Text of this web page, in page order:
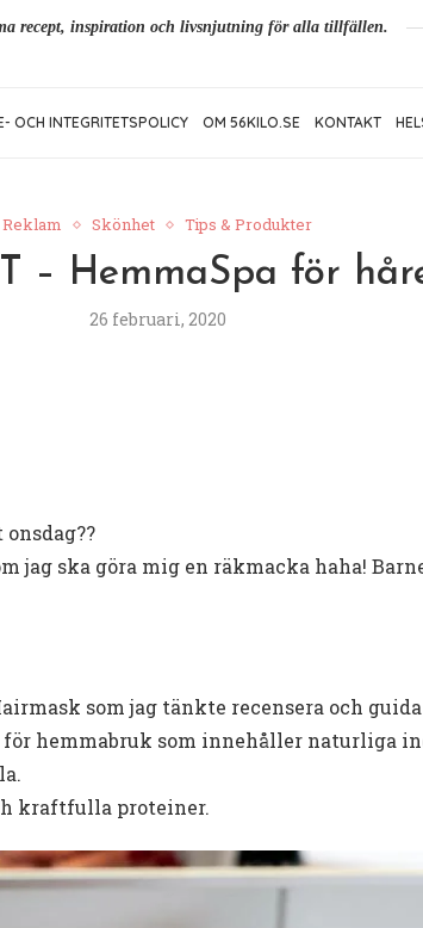
recept, inspiration och livsnjutning för alla tillfällen.
OCH INTEGRITETSPOLICY OM 56KILO.SE KONTAKT
Reklam Skönhet Tips & Produkter
– HemmaSpa för
26 februari, 2020
jag ska göra mig en räkmacka haha!
som jag tänkte recensera och
hemmabruk som innehåller naturliga
kraftfulla proteiner.